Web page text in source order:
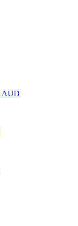
AUD